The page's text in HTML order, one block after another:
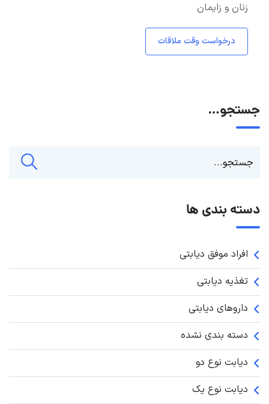
جستجو…
دسته بندی ها
افراد موفق دیابتی
تغذیه دیابتی
داروهای دیابتی
دسته بندی نشده
دیابت نوع دو
دیابت نوع یک
زنان و زایمان
درخواست وقت ملاقات